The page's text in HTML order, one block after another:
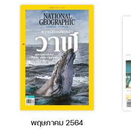
พฤษภาคม 2564